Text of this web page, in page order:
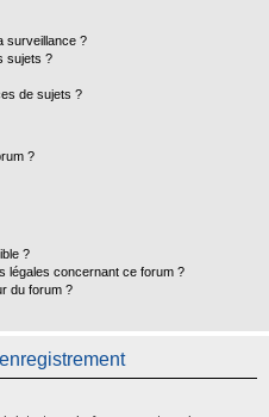
surveillance ?
sujets ?
de sujets ?
?
?
légales concernant ce forum ?
du forum ?